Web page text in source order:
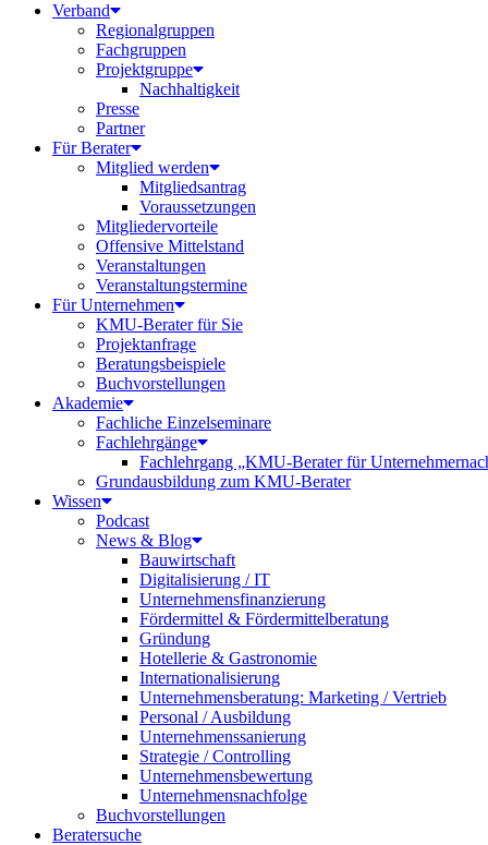
Verband
Regionalgruppen
Fachgruppen
Projektgruppe
Nachhaltigkeit
Presse
Partner
Für Berater
Mitglied werden
Mitgliedsantrag
Voraussetzungen
Mitgliedervorteile
Offensive Mittelstand
Veranstaltungen
Veranstaltungstermine
Für Unternehmen
KMU-Berater für Sie
Projektanfrage
Beratungsbeispiele
Buchvorstellungen
Akademie
Fachliche Einzelseminare
Fachlehrgänge
Fachlehrgang „KMU-Berater für
Grundausbildung zum KMU-Berater
Wissen
Podcast
News & Blog
Bauwirtschaft
Digitalisierung / IT
Unternehmensfinanzierung
Fördermittel & Fördermittelberatung
Gründung
Hotellerie & Gastronomie
Internationalisierung
Unternehmensberatung: Marketing / Vertrieb
Personal / Ausbildung
Unternehmenssanierung
Strategie / Controlling
Unternehmensbewertung
Unternehmensnachfolge
Buchvorstellungen
Beratersuche